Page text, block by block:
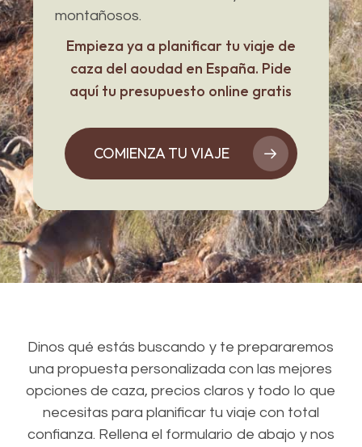
montañosos.
Empieza ya a planificar tu viaje de
caza del aoudad en España. Pide
aquí tu presupuesto online gratis
COMIENZA TU VIAJE
Dinos qué estás buscando y te prepararemos
una propuesta personalizada con las mejores
opciones de caza, precios claros y todo lo que
necesitas para planificar tu viaje con total
confianza. Rellena el formulario de abajo y nos